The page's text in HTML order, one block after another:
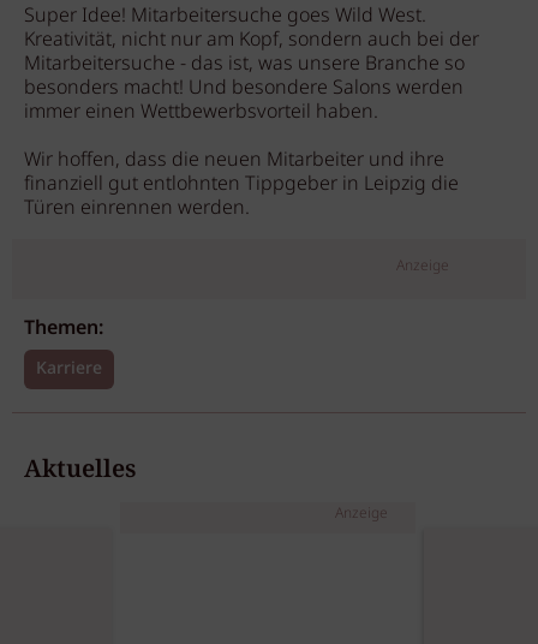
Super Idee! Mitarbeitersuche goes Wild West.
Kreativität, nicht nur am Kopf, sondern auch bei der
Mitarbeitersuche - das ist, was unsere Branche so
besonders macht! Und besondere Salons werden
immer einen Wettbewerbsvorteil haben.
Wir hoffen, dass die neuen Mitarbeiter und ihre
finanziell gut entlohnten Tippgeber in Leipzig die
Türen einrennen werden.
Anzeige
Themen:
Karriere
Aktuelles
Anzeige